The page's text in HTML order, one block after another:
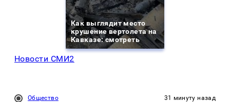
Как выглядит место
крушение вертолета на
Кавказе: смотреть
Новости СМИ2
Общество 31 минуту назад